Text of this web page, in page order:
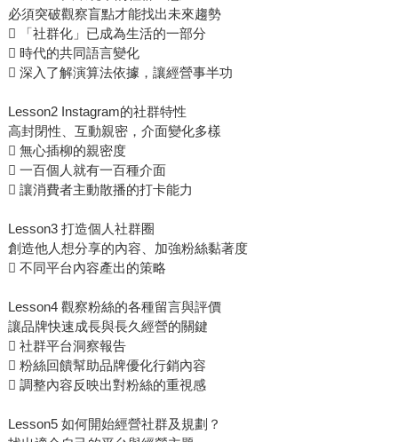
必須突破觀察盲點才能找出未來趨勢
 「社群化」已成為生活的一部分
 時代的共同語言變化
 深入了解演算法依據，讓經營事半功
Lesson2 Instagram的社群特性
高封閉性、互動親密，介面變化多樣
 無心插柳的親密度
 一百個人就有一百種介面
 讓消費者主動散播的打卡能力
Lesson3 打造個人社群圈
創造他人想分享的內容、加強粉絲黏著度
 不同平台內容產出的策略
Lesson4 觀察粉絲的各種留言與評價
讓品牌快速成長與長久經營的關鍵
 社群平台洞察報告
 粉絲回饋幫助品牌優化行銷內容
 調整內容反映出對粉絲的重視感
Lesson5 如何開始經營社群及規劃？